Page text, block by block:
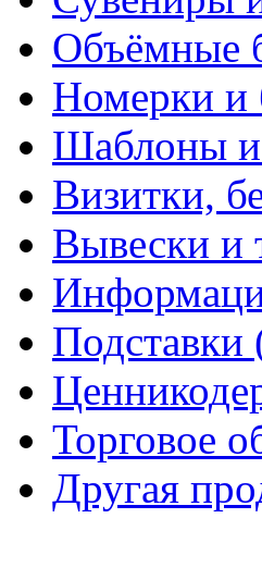
Объёмные
Номерки и
Шаблоны и
Визитки,
Вывески и
Подставки
Торговое
Другая